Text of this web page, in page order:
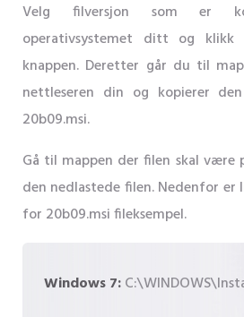
Velg filversjon som er
operativsystemet ditt og
knappen. Deretter går du til
nettleseren din og kopierer
20b09.msi.
Gå til mappen der filen skal være
den nedlastede filen. Nedenfor er
for 20b09.msi fileksempel.
Windows 7: